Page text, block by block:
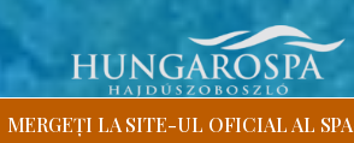
MERGEȚI LA SITE-UL OFICIAL AL